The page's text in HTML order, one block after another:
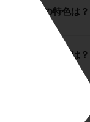
ッパ諸国の特色は？
ッパ諸国の特色は？
ッパ諸国の特色は？